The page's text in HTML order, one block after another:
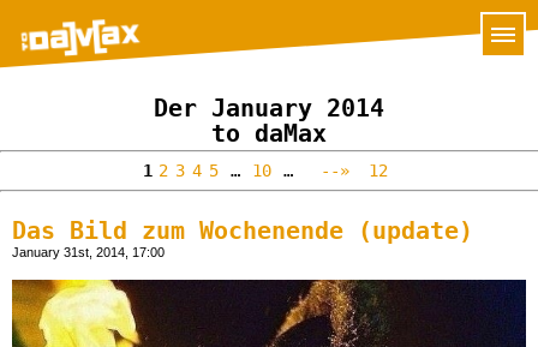
Der January 2014
to daMax
1 2 3 4 5 … 10 … --» 12
Das Bild zum Wochenende (update)
January 31st, 2014, 17:00